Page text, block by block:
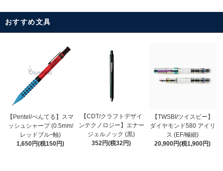
おすすめ文具
【Pentel/ぺんてる】スマ
ッシュシャープ (0.5mm/
レッドブルｰ軸)
1,650円(税150円)
【CDT/クラフトデザイ
ンテクノロジー】エナー
ジェルノック (黒)
352円(税32円)
【TWSBI/ツイスビー】
ダイヤモンド580 アイリ
ス (EF/極細)
20,900円(税1,900円)